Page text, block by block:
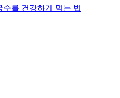
수를 건강하게 먹는 법